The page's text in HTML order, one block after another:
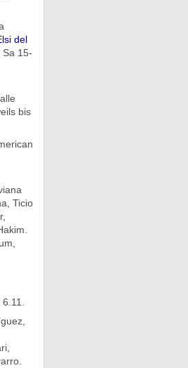
del
15-
bis
Ticio